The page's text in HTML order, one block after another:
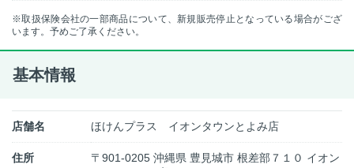
※取扱保険会社の一部商品について、新規販売停止となっている場合がござ
います。予めご了承ください。
基本情報
店舗名 ほけんプラス イオンタウンとよみ店
住所
〒901-0205 沖縄県 豊見城市 根差部７１０ イオン